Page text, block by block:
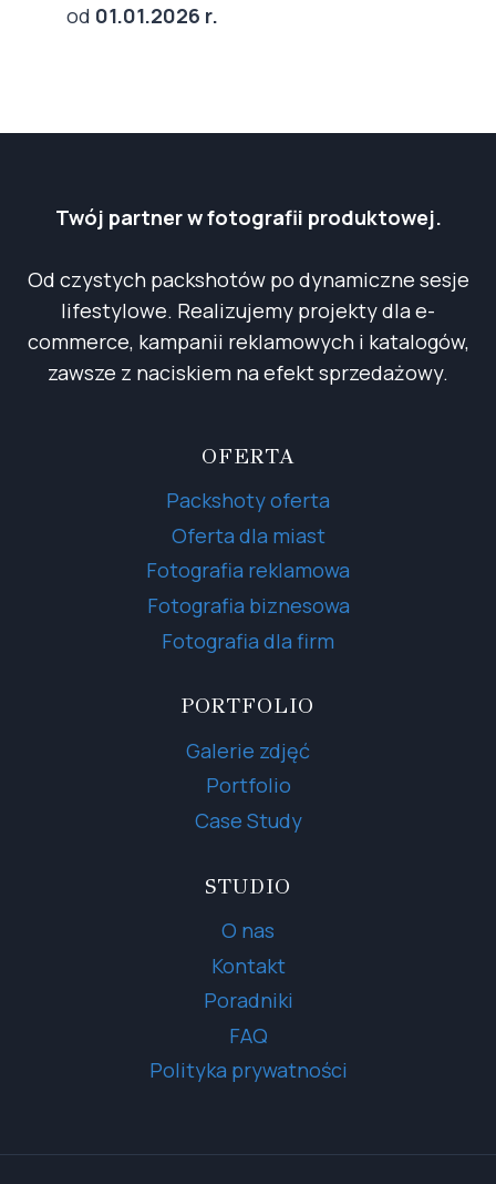
od 01.01.2026 r.
Twój partner w fotografii produktowej.
Od czystych packshotów po dynamiczne sesje
lifestylowe. Realizujemy projekty dla e-
commerce, kampanii reklamowych i katalogów,
zawsze z naciskiem na efekt sprzedażowy.
OFERTA
Packshoty oferta
Oferta dla miast
Fotografia reklamowa
Fotografia biznesowa
Fotografia dla firm
PORTFOLIO
Galerie zdjęć
Portfolio
Case Study
STUDIO
O nas
Kontakt
Poradniki
FAQ
Polityka prywatności